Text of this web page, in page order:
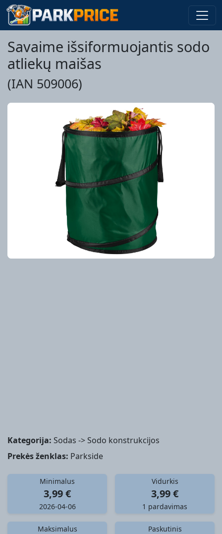
Savaime išsiformuojantis sodo
atliekų maišas
(IAN 509006)
Kategorija: Sodas -> Sodo konstrukcijos
Prekės ženklas: Parkside
Minimalus
3,99 €
2026-04-06
Vidurkis
3,99 €
1 pardavimas
Maksimalus Paskutinis